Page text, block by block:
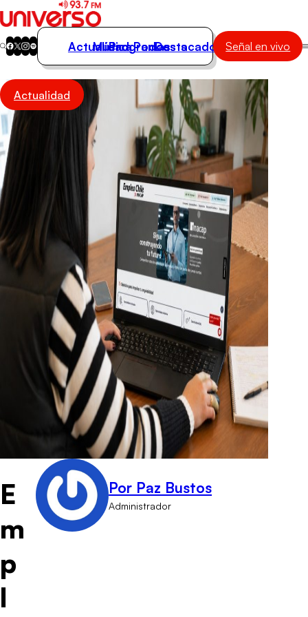
Actualidad
Música
Programas
Podcasts
Destacados
Actualidad
Música
Programas
Podcasts
Destacados Señal en vivo
Actualidad
E
m
p
l
Por Paz Bustos
Administrador